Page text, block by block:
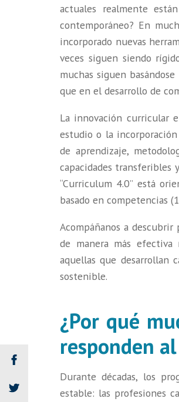
actuales realmente
contemporáneo? En
incorporado nuevas
veces siguen siendo
muchas siguen
que en el desarrollo de
La innovación curricular
estudio o la
de aprendizaje,
capacidades transferibles
“Curriculum 4.0” está
basado en competencias
Acompáñanos a
de manera más
aquellas que desarrollan
sostenible.
¿Por qué
responden
Durante décadas, los
estable: las profesiones